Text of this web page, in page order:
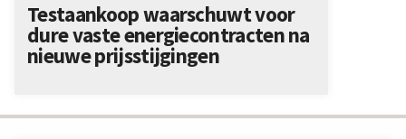
Testaankoop waarschuwt voor
dure vaste energiecontracten na
nieuwe prijsstijgingen